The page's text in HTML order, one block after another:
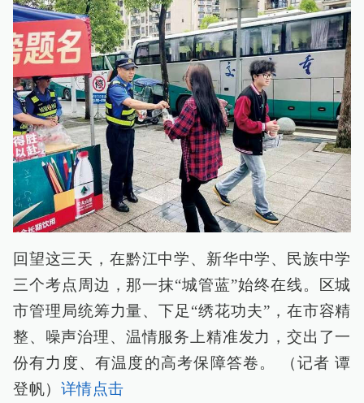
回望这三天，在黔江中学、新华中学、民族中学
三个考点周边，那一抹“城管蓝”始终在线。区城
市管理局统筹力量、下足“绣花功夫”，在市容精
整、噪声治理、温情服务上精准发力，交出了一
份有力度、有温度的高考保障答卷。 （记者 谭
登帆） 详情点击